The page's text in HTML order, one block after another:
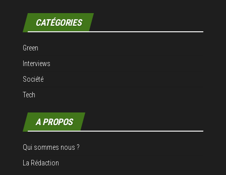
CATÉGORIES
Green
Interviews
Société
Tech
A PROPOS
Qui sommes nous ?
La Rédaction